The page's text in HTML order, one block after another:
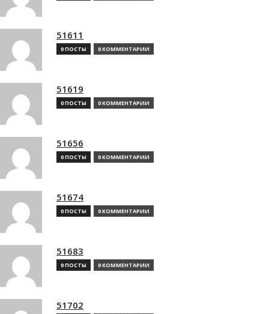
51611
0 ПОСТЫ 0 КОММЕНТАРИИ
51619
0 ПОСТЫ 0 КОММЕНТАРИИ
51656
0 ПОСТЫ 0 КОММЕНТАРИИ
51674
0 ПОСТЫ 0 КОММЕНТАРИИ
51683
0 ПОСТЫ 0 КОММЕНТАРИИ
51702